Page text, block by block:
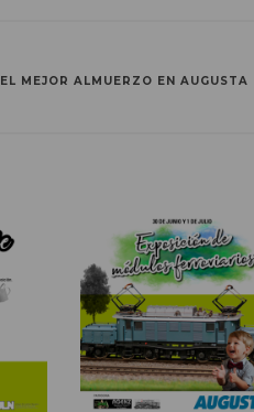
EL MEJOR ALMUERZO EN AUGUSTA